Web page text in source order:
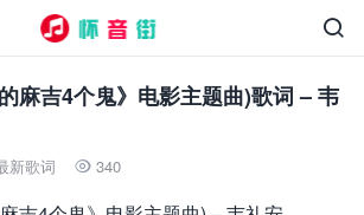

麻吉4个鬼》电影主题曲)歌词 – 韦
新歌词  340